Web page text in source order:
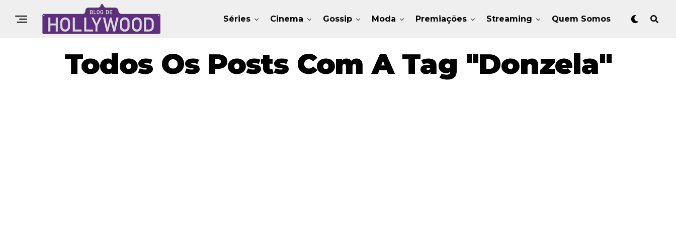
Séries Cinema Gossip Moda Premiações Streaming Quem Somos
Todos Os Posts Com A Tag "Donzela"